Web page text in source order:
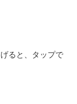
ると、タップで